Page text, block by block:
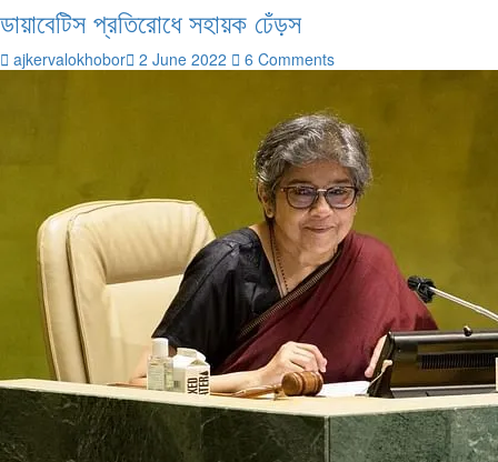
ডায়াবেটিস প্রতিরোধে সহায়ক ঢেঁড়স
ajkervalokhobor 2 June 2022 6 Comments